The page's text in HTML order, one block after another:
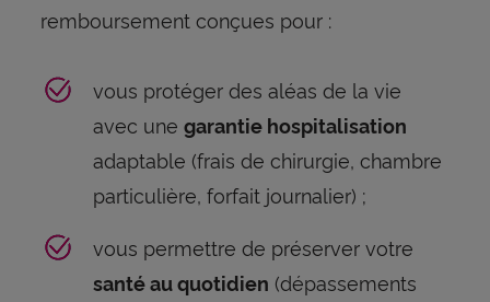
remboursement conçues pour :
vous protéger des aléas de la vie
avec une garantie hospitalisation
adaptable (frais de chirurgie, chambre
particulière, forfait journalier) ;
vous permettre de préserver votre
santé au quotidien (dépassements